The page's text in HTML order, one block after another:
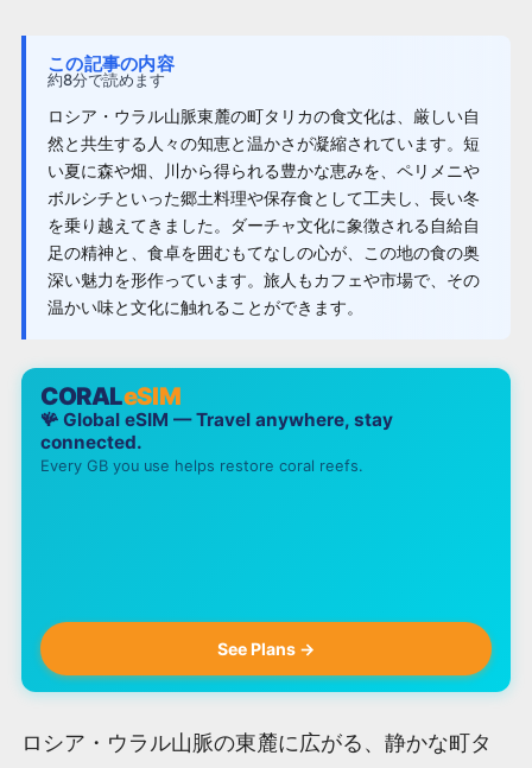
この記事の内容
約8分で読めます
ロシア・ウラル山脈東麓の町タリカの食文化は、厳しい自
然と共生する人々の知恵と温かさが凝縮されています。短
い夏に森や畑、川から得られる豊かな恵みを、ペリメニや
ボルシチといった郷土料理や保存食として工夫し、長い冬
を乗り越えてきました。ダーチャ文化に象徴される自給自
足の精神と、食卓を囲むもてなしの心が、この地の食の奥
深い魅力を形作っています。旅人もカフェや市場で、その
温かい味と文化に触れることができます。
CORALeSIM
🪸 Global eSIM — Travel anywhere, stay
connected.
Every GB you use helps restore coral reefs.
See Plans →
ロシア・ウラル山脈の東麓に広がる、静かな町タ